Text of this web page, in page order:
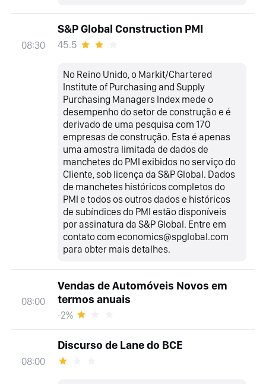
08:30
S&P Global Construction PMI
45.5
No Reino Unido, o Markit/Chartered
Institute of Purchasing and Supply
Purchasing Managers Index mede o
desempenho do setor de construção e é
derivado de uma pesquisa com 170
empresas de construção. Esta é apenas
uma amostra limitada de dados de
manchetes do PMI exibidos no serviço do
Cliente, sob licença da S&P Global. Dados
de manchetes históricos completos do
PMI e todos os outros dados e históricos
de subíndices do PMI estão disponíveis
por assinatura da S&P Global. Entre em
contato com economics@spglobal.com
para obter mais detalhes.
08:00
Vendas de Automóveis Novos em
termos anuais
-2%
08:00
Discurso de Lane do BCE